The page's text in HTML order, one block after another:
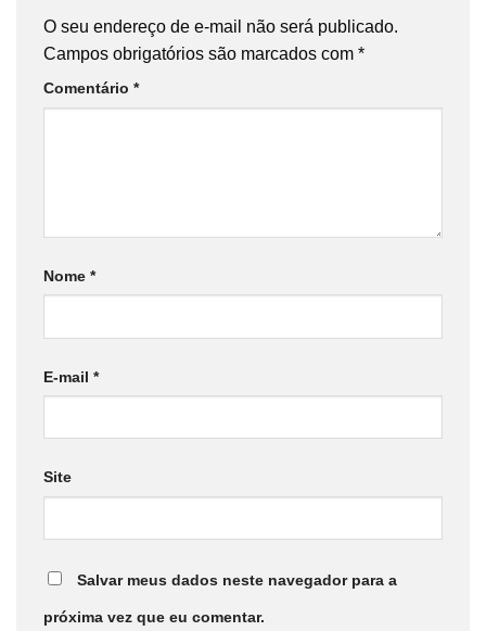
O seu endereço de e-mail não será publicado.
Campos obrigatórios são marcados com *
Comentário *
Nome *
E-mail *
Site
Salvar meus dados neste navegador para a
próxima vez que eu comentar.